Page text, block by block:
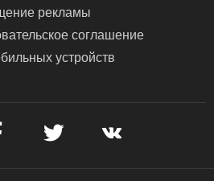
рекламы
соглашение
устройств